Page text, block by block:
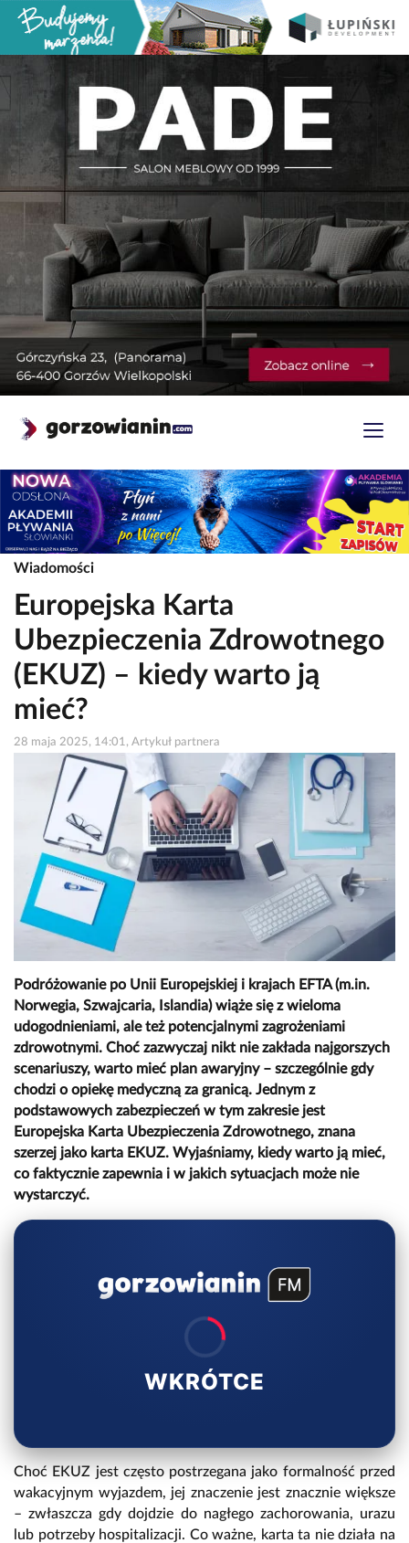
Wiadomości
Europejska Karta
Ubezpieczenia Zdrowotnego
(EKUZ) – kiedy warto ją
mieć?
28 maja 2025, 14:01, Artykuł partnera
Podróżowanie po Unii Europejskiej i krajach EFTA (m.in.
Norwegia, Szwajcaria, Islandia) wiąże się z wieloma
udogodnieniami, ale też potencjalnymi zagrożeniami
zdrowotnymi. Choć zazwyczaj nikt nie zakłada najgorszych
scenariuszy, warto mieć plan awaryjny – szczególnie gdy
chodzi o opiekę medyczną za granicą. Jednym z
podstawowych zabezpieczeń w tym zakresie jest
Europejska Karta Ubezpieczenia Zdrowotnego, znana
szerzej jako karta EKUZ. Wyjaśniamy, kiedy warto ją mieć,
co faktycznie zapewnia i w jakich sytuacjach może nie
wystarczyć.
WKRÓTCE
Choć EKUZ jest często postrzegana jako formalność przed
wakacyjnym wyjazdem, jej znaczenie jest znacznie większe
– zwłaszcza gdy dojdzie do nagłego zachorowania, urazu
lub potrzeby hospitalizacji. Co ważne, karta ta nie działa na